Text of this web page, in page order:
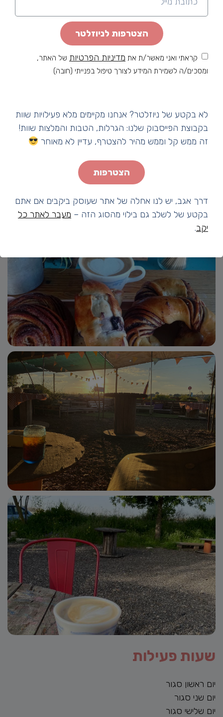
שעות פעילות
יום ראשון סגור
יום שני סגור
יום שלישי סגור
הצטרפות לניוזלטר
קראתי ואני מאשר/ת את מדיניות הפרטיות של האתר,
ומסכים/ה לשמירת המידע לצורך טיפול בפנייתי (חובה)
לא בקטע של ניוזלטר? אנחנו מקיימים מלא פעילויות שוות
בקבוצת הפייסבוק שלנו: הגרלות, הטבות והמלצות שוות!
זה ממש קל וממש מהיר להצטרף, עדיין לא מאוחר
הצטרפות
דרך אגב, יש לנו אחלה של אתר שעוסק ביקבים אם אתם
בקטע של לשלב גם בילוי מהסוג הזה – מעבר לאתר כל
יקב.